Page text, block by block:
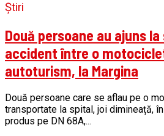
Știri
Două persoane au ajuns
accident între o
autoturism, la Margina
Două persoane care se aflau pe o
transportate la spital, joi dimineață,
produs pe DN 68A,...